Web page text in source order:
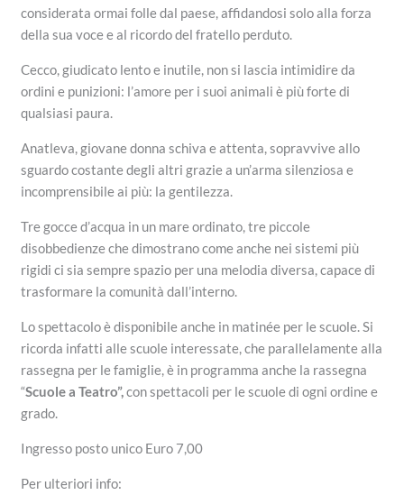
considerata ormai folle dal paese, affidandosi solo alla forza
della sua voce e al ricordo del fratello perduto.
Cecco, giudicato lento e inutile, non si lascia intimidire da
ordini e punizioni: l’amore per i suoi animali è più forte di
qualsiasi paura.
Anatleva, giovane donna schiva e attenta, sopravvive allo
sguardo costante degli altri grazie a un’arma silenziosa e
incomprensibile ai più: la gentilezza.
Tre gocce d’acqua in un mare ordinato, tre piccole
disobbedienze che dimostrano come anche nei sistemi più
rigidi ci sia sempre spazio per una melodia diversa, capace di
trasformare la comunità dall’interno.
Lo spettacolo è disponibile anche in matinée per le scuole. Si
ricorda infatti alle scuole interessate, che parallelamente alla
rassegna per le famiglie, è in programma anche la rassegna
“Scuole a Teatro”,con spettacoli per le scuole di ogni ordine e
grado.
Ingresso posto unico Euro 7,00
Per ulteriori info: